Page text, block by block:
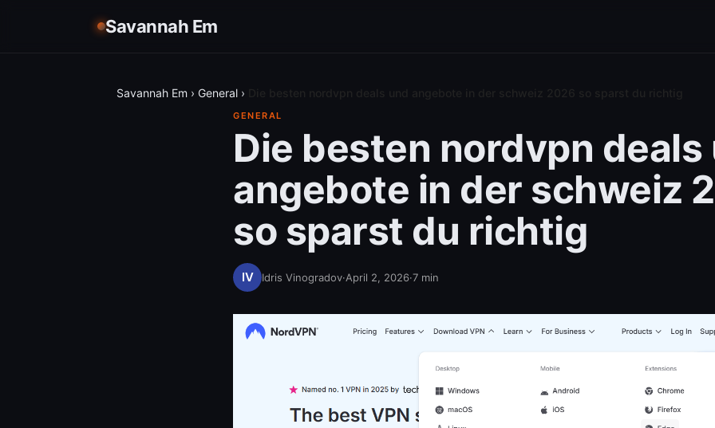
Savannah Em
Savannah Em › General ›
GENERAL
Die besten nordvpn deals
angebote in der schweiz
so sparst du richtig
Idris Vinogradov·April 2, 2026·7 min